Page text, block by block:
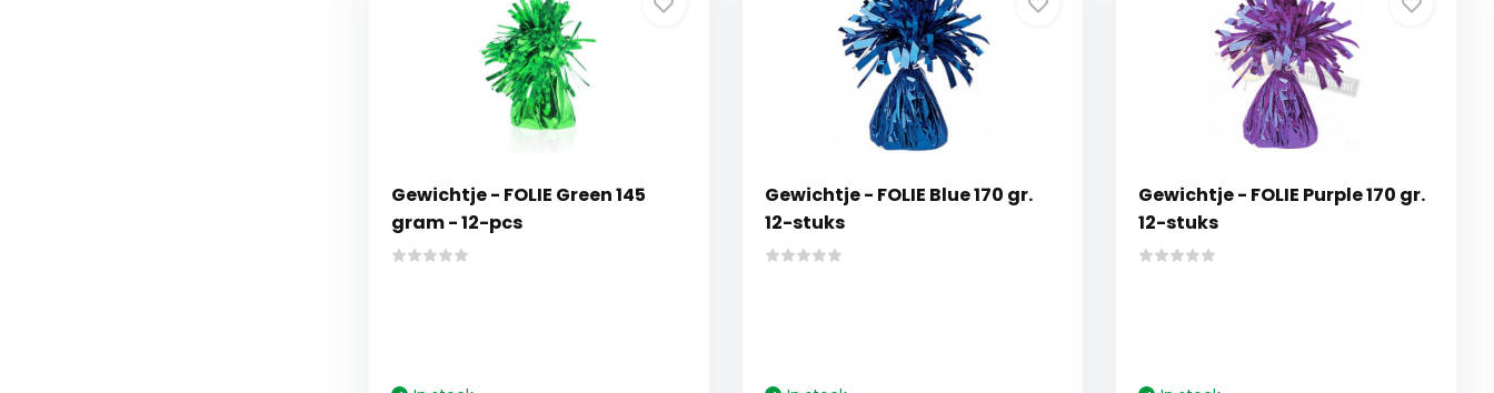
Gewichtje - FOLIE Green 145
gram - 12-pcs
Gewichtje - FOLIE Blue 170 gr.
12-stuks
Gewichtje - FOLIE Purple 170 gr.
12-stuks